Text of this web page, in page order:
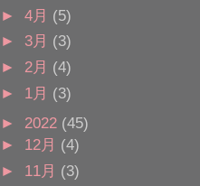
► 4月 (5)
► 3月 (3)
► 2月 (4)
► 1月 (3)
► 2022 (45)
► 12月 (4)
► 11月 (3)